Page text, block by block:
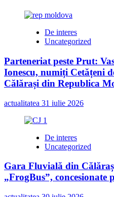
candidați
un
loc,
posturile
scoase
la
concurs
de
IPJ
De interes
Uncategorized
Parteneriat peste Prut:
Ionescu, numiți Cetățeni
Călărași din Republica
actualitatea 31 iulie 2026
De interes
Uncategorized
Gara Fluvială din
„FrogBus”, concesionate